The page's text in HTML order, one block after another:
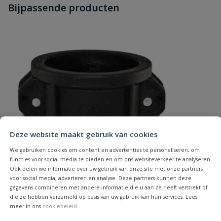
Deze website maakt gebruik van cookies
We gebruiken cookies om content en advertenties te personaliseren, om
functies voor social media te bieden en om ons websiteverkeer te analyseren.
Ook delen we informatie over uw gebruik van onze site met onze partners
voor social media, adverteren en analyse. Deze partners kunnen deze
gegevens combineren met andere informatie die u aan ze heeft verstrekt of
die ze hebben verzameld op basis van uw gebruik van hun services. Lees
meer in ons cookiebeleid.
Materiaal RVS 316
Merknaam Camlock
dit product?
Schrijf zelf een beoordeling
Uw waardering:
Naam
Samenvatting
Beoordeling
Bijpassende producten